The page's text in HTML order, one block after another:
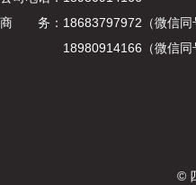
商 务：18683797972（微信同
18980914166（微信同
©